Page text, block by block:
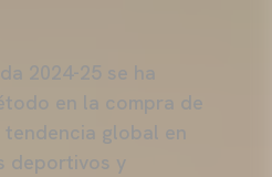
2024-25 se ha
en la compra de
global en
deportivos y